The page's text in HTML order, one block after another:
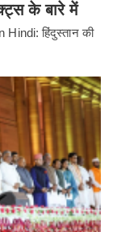
के बारे में
हिंदुस्तान की